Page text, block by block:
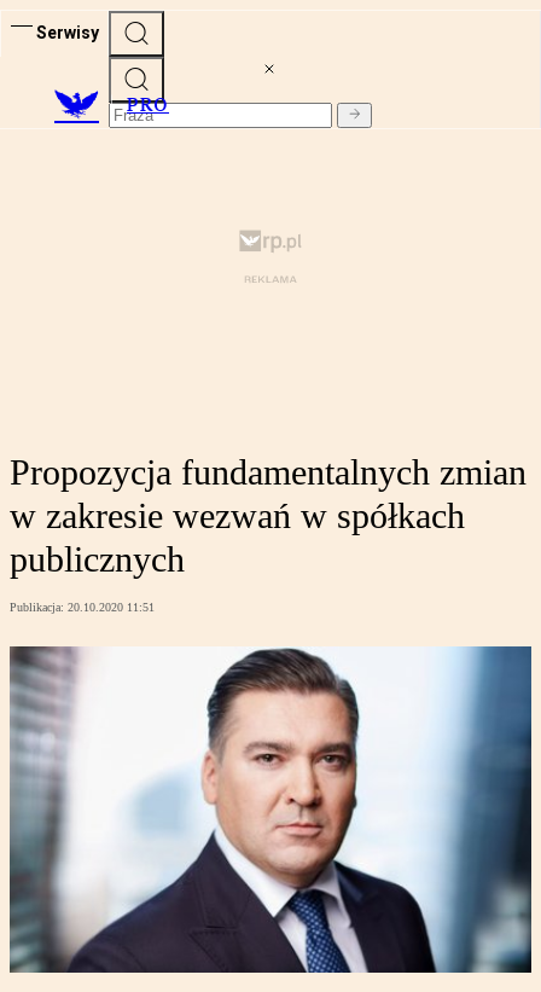
Serwisy
PRO
Propozycja fundamentalnych zmian
w zakresie wezwań w spółkach
publicznych
Publikacja: 20.10.2020 11:51